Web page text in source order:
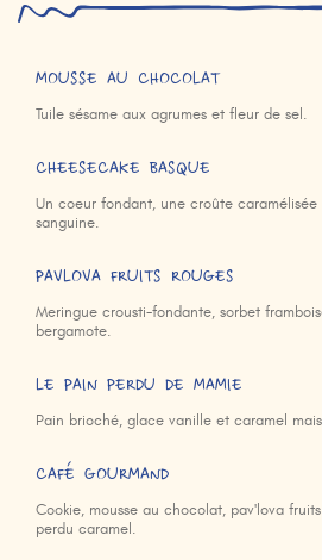
MOUSSE AU CHOCOLAT
Tuile sésame aux agrumes et fleur de sel.
CHEESECAKE BASQUE
Un coeur fondant, une croûte
sanguine.
PAVLOVA FRUITS ROUGES
Meringue crousti-fondante, sorbet
bergamote.
LE PAIN PERDU DE MAMIE
Pain brioché, glace vanille et caramel
CAFÉ GOURMAND
Cookie, mousse au chocolat, pav'lova
perdu caramel.